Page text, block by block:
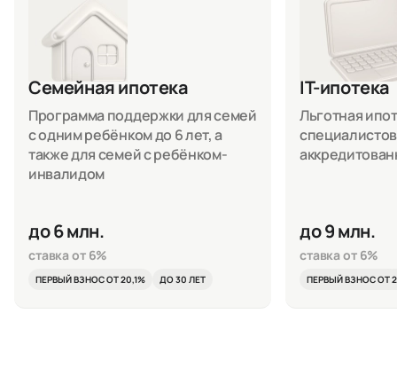
Семейная ипотека
Программа поддержки для семей
с одним ребёнком до 6 лет, а
также для семей с ребёнком-
инвалидом
до 6 млн.
ставка от 6%
ПЕРВЫЙ ВЗНОС ОТ 20,1% ДО 30 ЛЕТ
IT-ипотека
Льготная
до 9 млн.
ставка от 6%
ПЕРВЫЙ ВЗНОС ОТ